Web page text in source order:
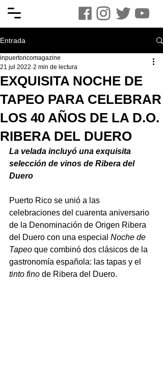
Entrada
EXQUISITA NOCHE DE
TAPEO PARA CELEBRAR
LOS 40 AÑOS DE LA D.O.
RIBERA DEL DUERO
inpuertoricomagazine
21 jul 2022 2 min de lectura
La velada incluyó una exquisita
selección de vinos de Ribera del
Duero
Puerto Rico se unió a las
celebraciones del cuarenta aniversario
de la Denominación de Origen Ribera
del Duero con una especial Noche de
Tapeo que combinó dos clásicos de la
gastronomía española: las tapas y el
tinto fino de Ribera del Duero.